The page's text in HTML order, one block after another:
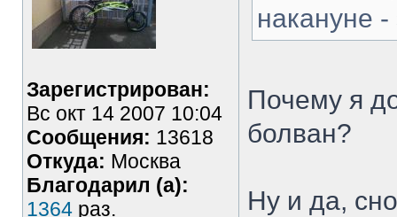
Зарегистрирован:
Вс окт 14 2007 10:04
Сообщения: 13618
Откуда: Москва
Благодарил (а):
1364 раз.
накануне
Почему я
болван?
Ну и да,